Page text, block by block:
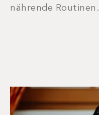
nährende Routinen.